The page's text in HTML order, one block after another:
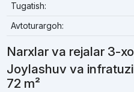
Tugatish:
Avtoturargoh:
Narxlar va rejalar 3-
Joylashuv va
72 m²